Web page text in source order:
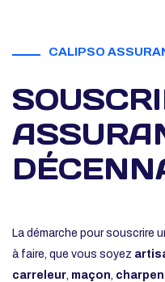
CALIPSO
La démarche pour souscrire
à faire, que vous soyez
carreleur maçon